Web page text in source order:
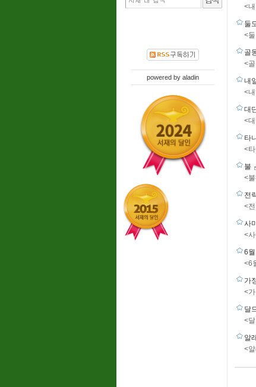
powered by aladin
<
둘
<
골
<
내
<
대
<
타
<
불
<
전
<
사
<
6
<6
가
<
달
<
알
<